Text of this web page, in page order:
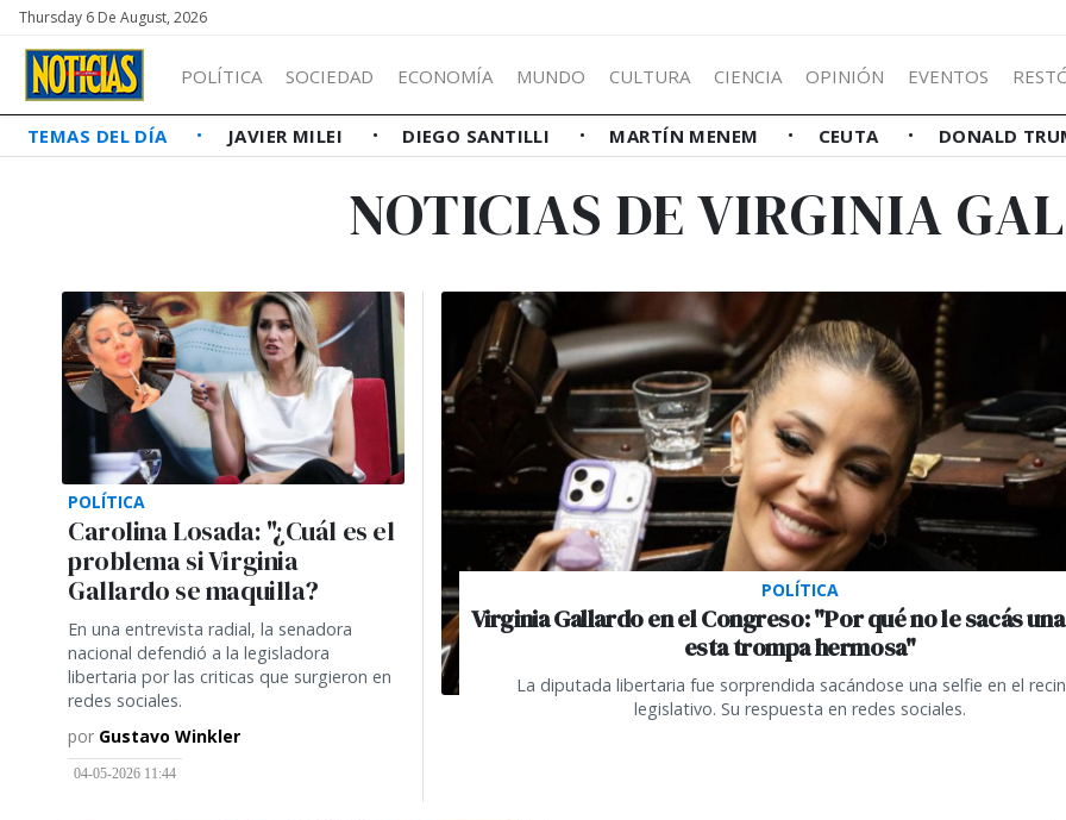
Thursday 6 De August, 2026
POLÍTICA SOCIEDAD ECONOMÍA MUNDO CULTURA CIENCIA OPINIÓN EVENTOS
TEMAS DEL DÍA JAVIER MILEI DIEGO SANTILLI MARTÍN MENEM CEUTA DONALD
NOTICIAS DE VIRGINIA
POLÍTICA
Carolina Losada: "¿Cuál es el
problema si Virginia
Gallardo se maquilla?
En una entrevista radial, la senadora
nacional defendió a la legisladora
libertaria por las criticas que surgieron en
redes sociales.
por Gustavo Winkler
04-05-2026 11:44
POLÍTICA
Virginia Gallardo en el Congreso: "Por qué no le sacás
esta trompa hermosa"
La diputada libertaria fue sorprendida sacándose una selfie en el
legislativo. Su respuesta en redes sociales.